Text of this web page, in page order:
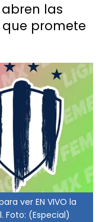
las
promete
ver EN VIVO la
Foto: (Especial)